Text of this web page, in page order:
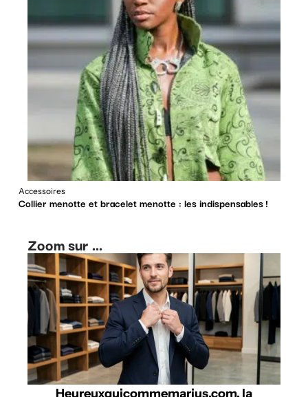
Accessoires
Collier menotte et bracelet menotte : les indispensables !
Zoom sur ...
Heureuxquicommemarius.com, la